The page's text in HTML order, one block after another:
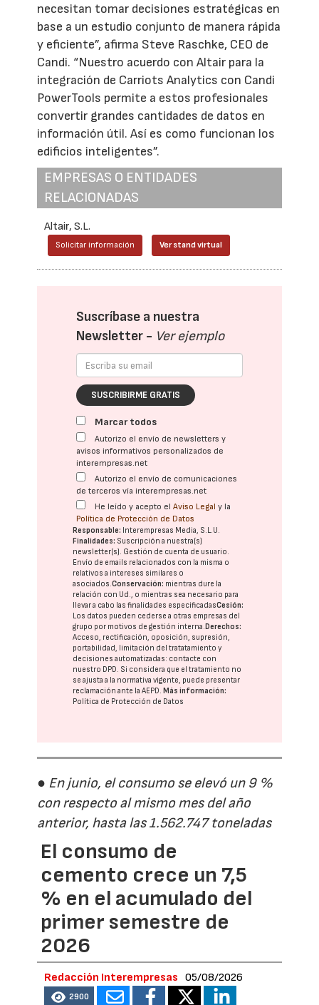
necesitan tomar decisiones estratégicas en
base a un estudio conjunto de manera rápida
y eficiente”, afirma Steve Raschke, CEO de
Candi. “Nuestro acuerdo con Altair para la
integración de Carriots Analytics con Candi
PowerTools permite a estos profesionales
convertir grandes cantidades de datos en
información útil. Así es como funcionan los
edificios inteligentes”.
EMPRESAS O ENTIDADES
RELACIONADAS
Altair, S.L.
Solicitar información Ver stand virtual
Suscríbase a nuestra
Newsletter - Ver ejemplo
SUSCRIBIRME GRATIS
Marcar todos
Autorizo el envío de newsletters y
avisos informativos personalizados de
interempresas.net
Autorizo el envío de comunicaciones
de terceros vía interempresas.net
He leído y acepto elAviso Legal y la
Política de Protección de Datos
Responsable: Interempresas Media, S.L.U.
Finalidades: Suscripción a nuestra(s)
newsletter(s). Gestión de cuenta de usuario.
Envío de emails relacionados con la misma o
relativos a intereses similares o
asociados.Conservación: mientras dure la
relación con Ud., o mientras sea necesario para
llevar a cabo las finalidades especificadasCesión:
Los datos pueden cederse a otras empresas del
grupo por motivos de gestión interna. Derechos:
Acceso, rectificación, oposición, supresión,
portabilidad, limitación del tratatamiento y
decisiones automatizadas: contacte con
nuestro DPD. Si considera que el tratamiento no
se ajusta a la normativa vigente, puede presentar
reclamación ante laAEPD. Más información:
Política de Protección de Datos
● En junio, el consumo se elevó un 9 %
con respecto al mismo mes del año
anterior, hasta las 1.562.747 toneladas
El consumo de
cemento crece un 7,5
% en el acumulado del
primer semestre de
2026
Redacción Interempresas 05/08/2026
2900